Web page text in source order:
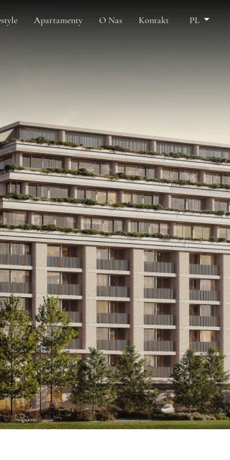
Apartamenty O Nas Kontakt PL